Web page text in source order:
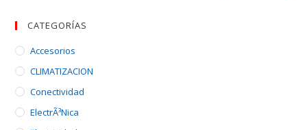
CATEGORÍAS
Accesorios
CLIMATIZACION
Conectividad
ElectrÃ³nica